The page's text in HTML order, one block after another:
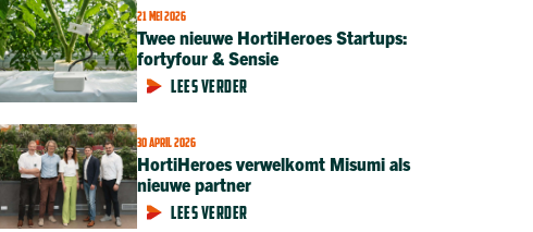
21 MEI 2026
Twee nieuwe HortiHeroes Startups:
fortyfour & Sensie
LEES VERDER
30 APRIL 2026
HortiHeroes verwelkomt Misumi als
nieuwe partner
LEES VERDER